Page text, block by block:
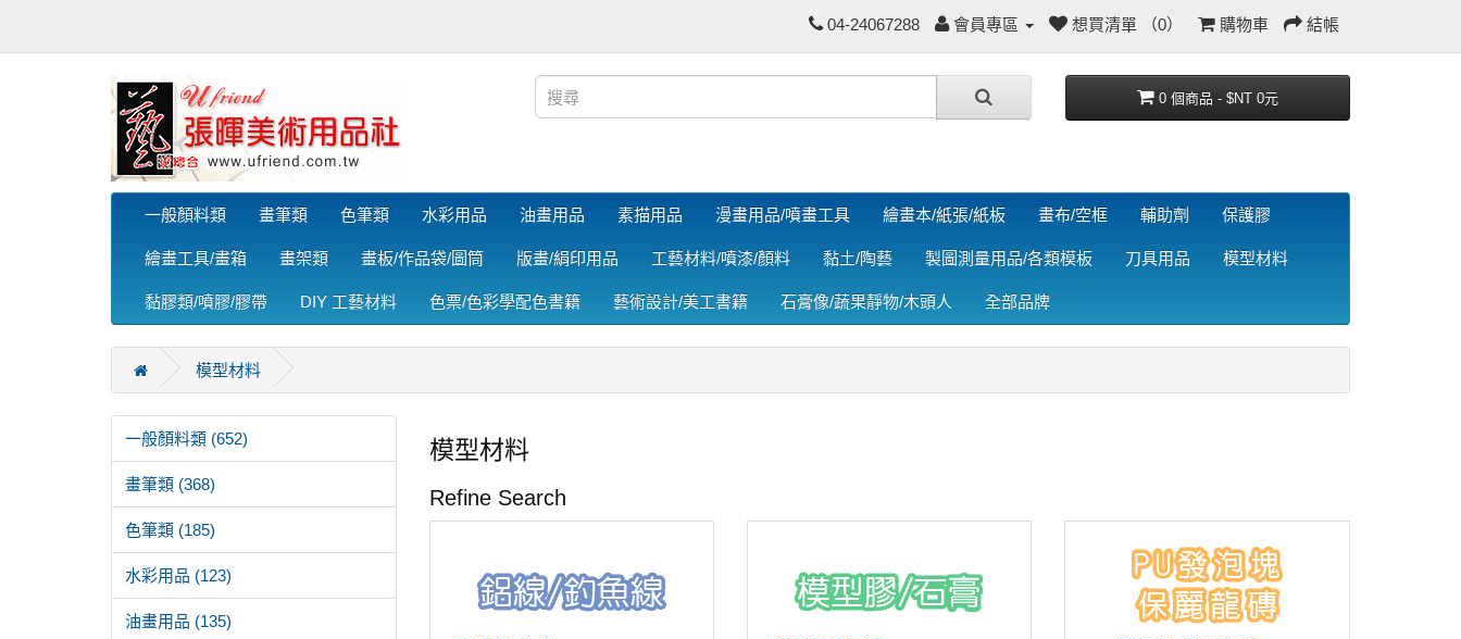
04-24067288 會員專區 想買清單 （0） 購物車 結帳
0 個商品 - $NT 0元
一般顏料類 畫筆類 色筆類 水彩用品 油畫用品 素描用品 漫畫用品/噴畫工具 繪畫本/紙張/紙板 畫布/空框 輔助劑 保護膠
繪畫工具/畫箱 畫架類 畫板/作品袋/圖筒 版畫/絹印用品 工藝材料/噴漆/顏料 黏土/陶藝 製圖測量用品/各類模板 刀具用品 模型材料
黏膠類/噴膠/膠帶 DIY 工藝材料 色票/色彩學配色書籍 藝術設計/美工書籍 石膏像/蔬果靜物/木頭人 全部品牌
模型材料
一般顏料類 (652)
畫筆類 (368)
色筆類 (185)
水彩用品 (123)
油畫用品 (135)
模型材料
Refine Search